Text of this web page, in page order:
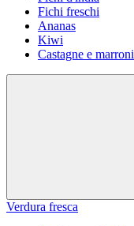
Fichi freschi
Ananas
Kiwi
Castagne e marroni
Verdura fresca